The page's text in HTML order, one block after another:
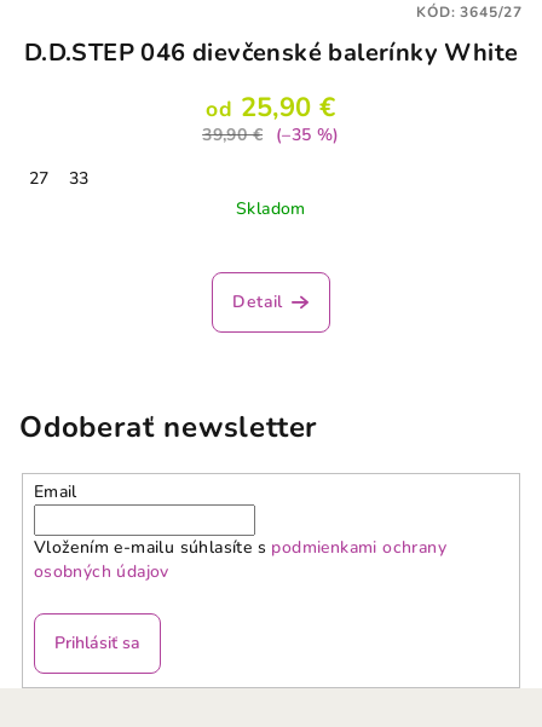
D.D.STEP 046 dievčenské balerínky White
od 25,90 €
39,90 €
(–35 %)
27
33
Skladom
Detail
KÓD:3645/27
Odoberať newsletter
Email
Vložením e-mailu súhlasíte s podmienkami ochrany
osobných údajov
Prihlásiť sa